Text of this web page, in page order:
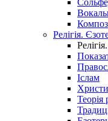
Релігія.
Іслам
Теорія